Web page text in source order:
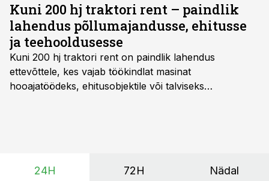
Kuni 200 hj traktori rent – paindlik
lahendus põllumajandusse, ehitusse
ja teehooldusesse
Kuni 200 hj traktori rent on paindlik lahendus
ettevõttele, kes vajab töökindlat masinat
hooajatöödeks, ehitusobjektile või talviseks
on suurim ning iga töötund on oluline.
24H 72H Nädal